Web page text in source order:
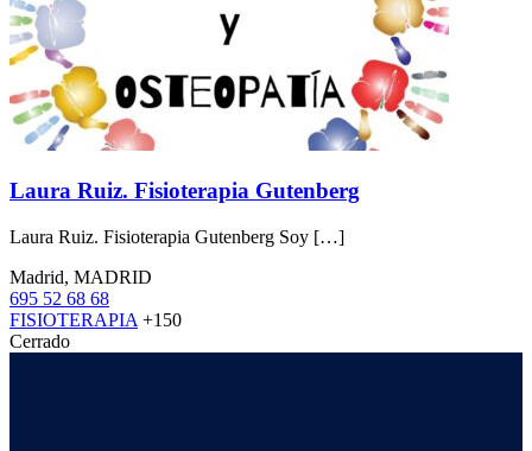
Laura Ruiz. Fisioterapia Gutenberg
Laura Ruiz. Fisioterapia Gutenberg Soy […]
Madrid, MADRID
695 52 68 68
FISIOTERAPIA +150
Cerrado